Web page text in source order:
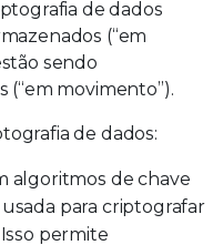
de dados
(“em
sendo
movimento”).
de dados:
algoritmos de chave
para criptografar
permite